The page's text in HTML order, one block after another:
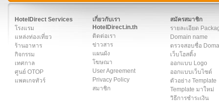
HotelDirect Services
โรงแรม
แหล่งท่องเที่ยว
ร้านอาหาร
กิจกรรม
เทศกาล
ศูนย์ OTOP
แพคเกจทัวร์
เกี่ยวกับเรา
HotelDirect.in.th
ติดต่อเรา
ข่าวสาร
แผนผัง
โฆษณา
User Agreement
Privacy Policy
สมาชิก
สมัครสมาชิก
รายละเอียด
Domain name
ตรวจสอบชื่อ
เว็บโฮสติ้ง
ออกแบบ Logo
ออกแบบเว็บไซต์
ตัวอย่าง Template
Template มาใหม่
วิธีการชำระเงิน